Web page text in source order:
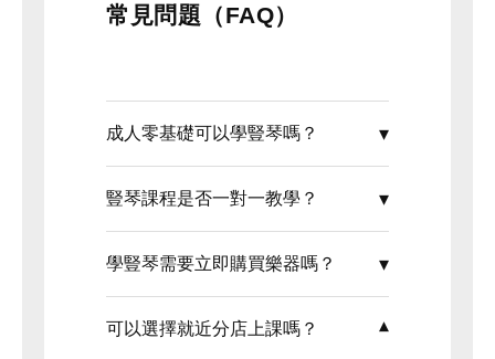
常見問題（FAQ）
成人零基礎可以學豎琴嗎？
豎琴課程是否一對一教學？
學豎琴需要立即購買樂器嗎？
可以選擇就近分店上課嗎？